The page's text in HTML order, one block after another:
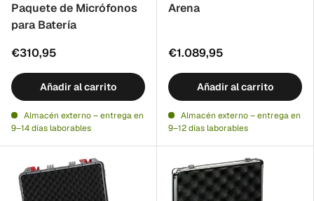
Paquete de Micrófonos
para Batería
€310,95
Añadir al carrito
Almacén externo – entrega en
9–14 días laborables
Arena
€1.089,95
Añadir al carrito
Almacén externo – entrega en
9–12 días laborables